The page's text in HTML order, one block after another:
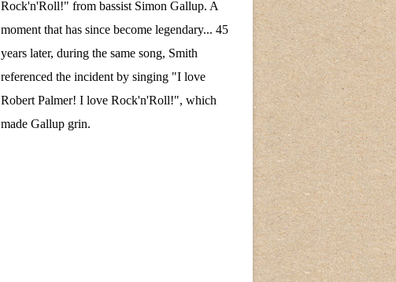
Rock'n'Roll!" from bassist Simon Gallup. A
moment that has since become legendary... 45
years later, during the same song, Smith
referenced the incident by singing "I love
Robert Palmer! I love Rock'n'Roll!", which
made Gallup grin.